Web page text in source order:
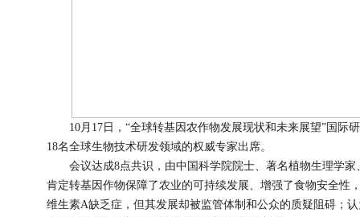
10月17日，“全球转基因农作物发展现状和未来展望”国际
18名全球生物技术研发领域的权威专家出席。
会议达成8点共识，由中国科学院院士、著名植物生理学家
肯定转基因作物保障了农业的可持续发展、增强了食物安全性
维生素A缺乏症，但其发展却被监管体制和公众的质疑阻碍；